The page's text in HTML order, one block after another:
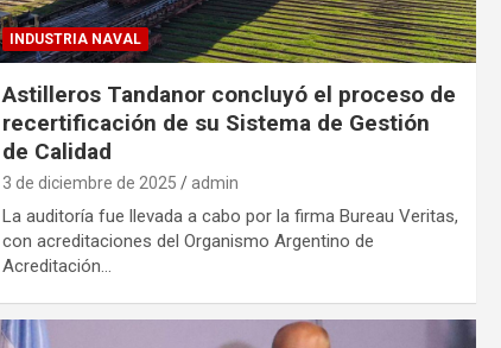
INDUSTRIA NAVAL
Astilleros Tandanor concluyó el proceso de
recertificación de su Sistema de Gestión
de Calidad
3 de diciembre de 2025 admin
La auditoría fue llevada a cabo por la firma Bureau Veritas,
con acreditaciones del Organismo Argentino de
Acreditación…